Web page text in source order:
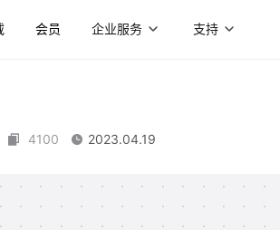
会员 企业服务 支持
4100 2023.04.19